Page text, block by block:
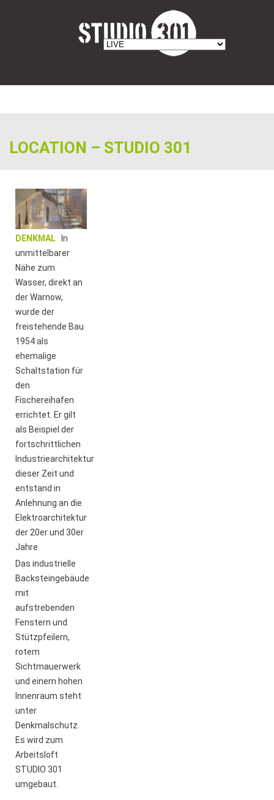
LOCATION – STUDIO 301
DENKMAL
In
unmittelbarer
Nähe zum
Wasser, direkt an
der Warnow,
wurde der
freistehende Bau
1954 als
ehemalige
Schaltstation für
den
Fischereihafen
errichtet. Er gilt
als Beispiel der
fortschrittlichen
Industriearchitektur
dieser Zeit und
entstand in
Anlehnung an die
Elektroarchitektur
der 20er und 30er
Jahre.
Das industrielle
Backsteingebäude
mit
aufstrebenden
Fenstern und
Stützpfeilern,
rotem
Sichtmauerwerk
und einem hohen
Innenraum steht
unter
Denkmalschutz.
Es wird zum
Arbeitsloft
STUDIO 301
umgebaut.